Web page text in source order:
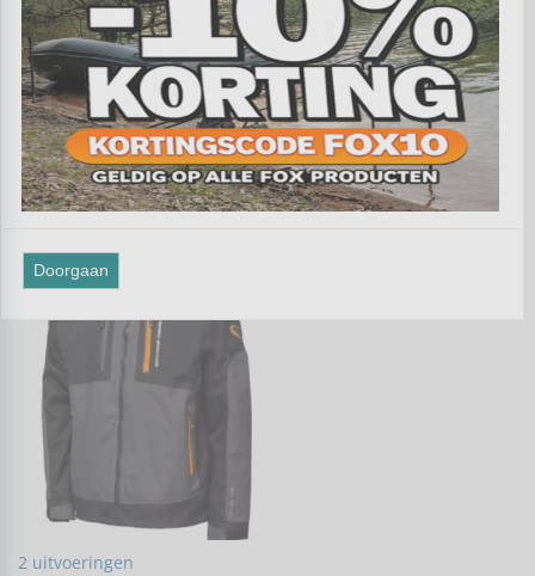
Sorteer op:
2 uitvoeringen
Doorgaan